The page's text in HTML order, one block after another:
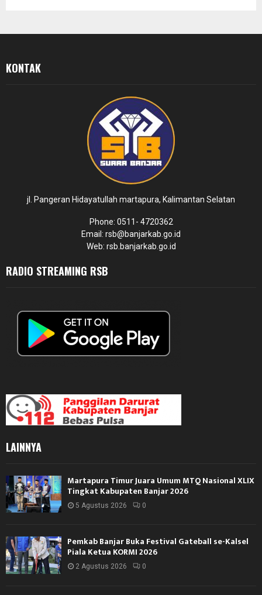
KONTAK
jl. Pangeran Hidayatullah martapura, Kalimantan Selatan
Phone: 0511- 4720362
Email: rsb@banjarkab.go.id
Web: rsb.banjarkab.go.id
RADIO STREAMING RSB
LAINNYA
Martapura Timur Juara Umum MTQ Nasional XLIX
Tingkat Kabupaten Banjar 2026
5 Agustus 2026 0
Pemkab Banjar Buka Festival Gateball se-Kalsel
Piala Ketua KORMI 2026
2 Agustus 2026 0